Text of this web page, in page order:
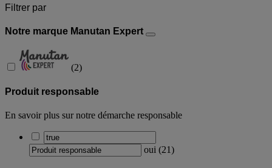
Filtrer par
Notre marque Manutan Expert
(2)
Produit responsable
En savoir plus sur notre démarche responsable
oui (21)